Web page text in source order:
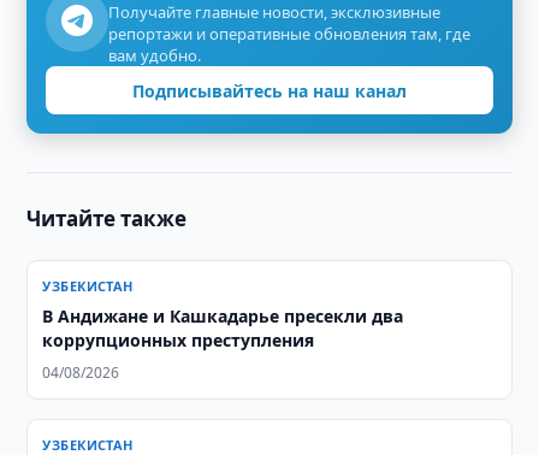
Получайте главные новости, эксклюзивные
репортажи и оперативные обновления там, где
вам удобно.
Подписывайтесь на наш канал
Читайте также
УЗБЕКИСТАН
В Андижане и Кашкадарье пресекли два
коррупционных преступления
04/08/2026
УЗБЕКИСТАН